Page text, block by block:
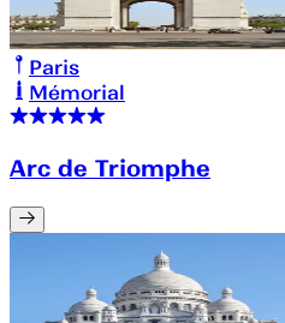
Paris
Mémorial
Arc de Triomphe